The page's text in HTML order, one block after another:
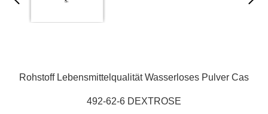
Rohstoff Lebensmittelqualität Wasserloses Pulver Cas
492-62-6 DEXTROSE